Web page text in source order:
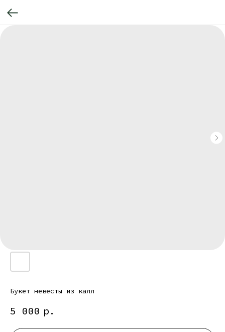
Букет невесты из калл
5 000 р.